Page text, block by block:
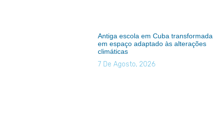
Antiga escola em Cuba transformada
em espaço adaptado às alterações
climáticas
7 De Agosto, 2026